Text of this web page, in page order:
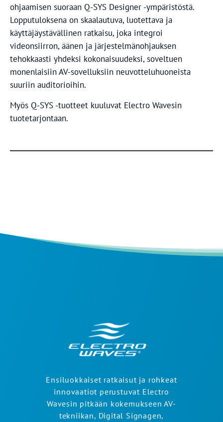
ohjaamisen suoraan Q-SYS Designer -ympäristöstä.
Lopputuloksena on skaalautuva, luotettava ja
käyttäjäystävällinen ratkaisu, joka integroi
videonsiirron, äänen ja järjestelmänohjauksen
tehokkaasti yhdeksi kokonaisuudeksi, soveltuen
monenlaisiin AV-sovelluksiin neuvotteluhuoneista
suuriin auditorioihin.
Myös Q-SYS -tuotteet kuuluvat Electro Wavesin
tuotetarjontaan.
Ensiluokkaiset ratkaisut ja rohkeat
innovaatiot perustuvat Electro
Wavesin pitkään kokemukseen AV-
tekniikan, Digital Signagen,